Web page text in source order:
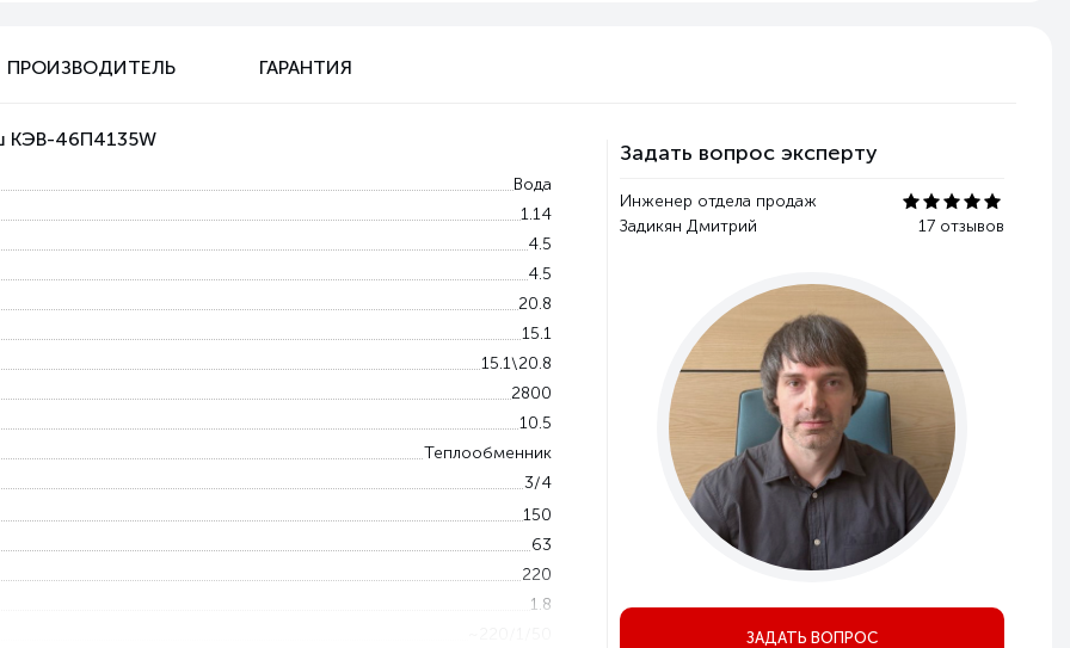
ПРОИЗВОДИТЕЛЬ ГАРАНТИЯ
Задать вопрос эксперту
Инженер отдела продаж
Задикян Дмитрий
17 отзывов
ЗАДАТЬ ВОПРОС
КЭВ-46П4135W
Вода
1.14
4.5
4.5
20.8
15.1
15.1\20.8
2800
10.5
Теплообменник
3/4
150
63
220
1.8